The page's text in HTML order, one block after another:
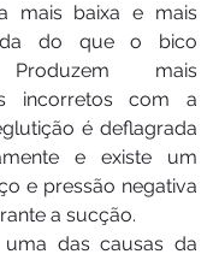
mais baixa e mais
do que o bico
mais
incorretos com a
é deflagrada
e existe um
e pressão negativa
a sucção.
uma das causas da